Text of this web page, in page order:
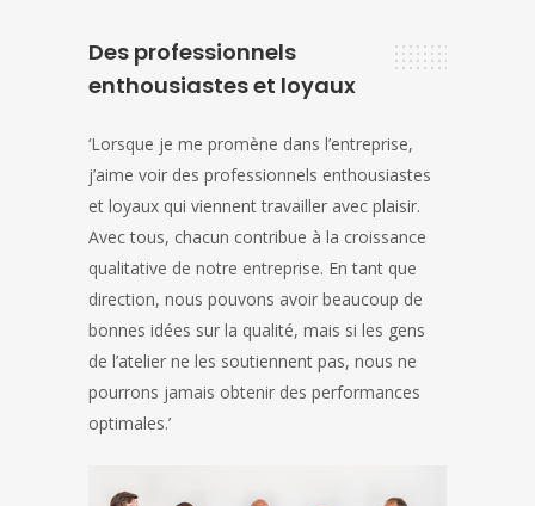
Des professionnels
enthousiastes et loyaux
‘Lorsque je me promène dans l’entreprise,
j’aime voir des professionnels enthousiastes
et loyaux qui viennent travailler avec plaisir.
Avec tous, chacun contribue à la croissance
qualitative de notre entreprise. En tant que
direction, nous pouvons avoir beaucoup de
bonnes idées sur la qualité, mais si les gens
de l’atelier ne les soutiennent pas, nous ne
pourrons jamais obtenir des performances
optimales.’